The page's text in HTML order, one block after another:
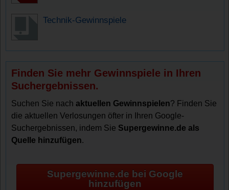
Technik-Gewinnspiele
Finden Sie mehr Gewinnspiele in Ihren
Suchergebnissen.
Suchen Sie nachaktuellen Gewinnspielen? Finden Sie
die aktuellen Verlosungen öfter in Ihren Google-
Suchergebnissen, indem Sie Supergewinne.de als
Quelle hinzufügen.
Supergewinne.de bei Google
hinzufügen